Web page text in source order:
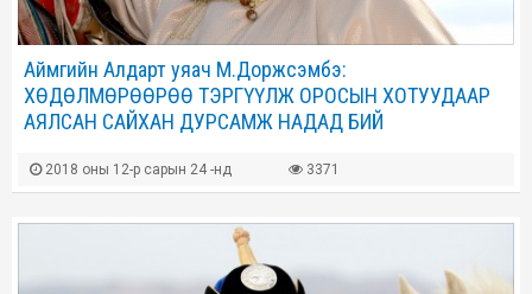
Аймгийн Алдарт уяач М.Доржсэмбэ:
ХӨДӨЛМӨРӨӨРӨӨ ТЭРГҮҮЛЖ ОРОСЫН ХОТУУДААР
АЯЛСАН САЙХАН ДУРСАМЖ НАДАД БИЙ
2018 оны 12-р сарын 24 -нд 3371